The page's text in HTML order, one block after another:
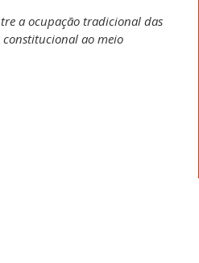
a ocupação tradicional das
ao meio